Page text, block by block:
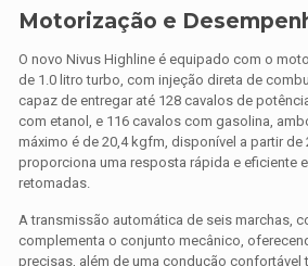
Motorização e
O novo Nivus Highline é equipado com o
de 1.0 litro turbo, com injeção direta de
capaz de entregar até 128 cavalos de
com etanol, e 116 cavalos com gasolina,
máximo é de 20,4 kgfm, disponível a partir de
proporciona uma resposta rápida e eficiente
retomadas.
A transmissão automática de seis marchas,
complementa o conjunto mecânico,
precisas, além de uma condução confortável